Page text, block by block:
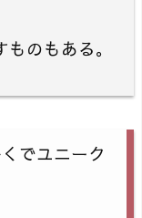
のもある。
でユニーク